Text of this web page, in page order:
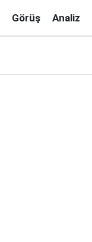
Görüş Analiz